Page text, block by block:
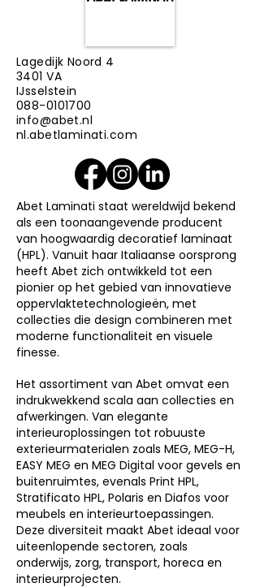
Lagedijk Noord 4
3401 VA
IJsselstein
088-0101700
info@abet.nl
nl.abetlaminati.com
Abet Laminati staat wereldwijd bekend
als een toonaangevende producent
van hoogwaardig decoratief laminaat
(HPL). Vanuit haar Italiaanse oorsprong
heeft Abet zich ontwikkeld tot een
pionier op het gebied van innovatieve
oppervlaktetechnologieën, met
collecties die design combineren met
moderne functionaliteit en visuele
finesse.
Het assortiment van Abet omvat een
indrukwekkend scala aan collecties en
afwerkingen. Van elegante
interieuroplossingen tot robuuste
exterieurmaterialen zoals MEG, MEG-H,
EASY MEG en MEG Digital voor gevels en
buitenruimtes, evenals Print HPL,
Stratificato HPL, Polaris en Diafos voor
meubels en interieurtoepassingen.
Deze diversiteit maakt Abet ideaal voor
uiteenlopende sectoren, zoals
onderwijs, zorg, transport, horeca en
interieurprojecten.